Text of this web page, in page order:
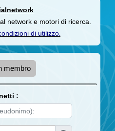
network e motori di ricerca.
di utilizzo.
membro
: